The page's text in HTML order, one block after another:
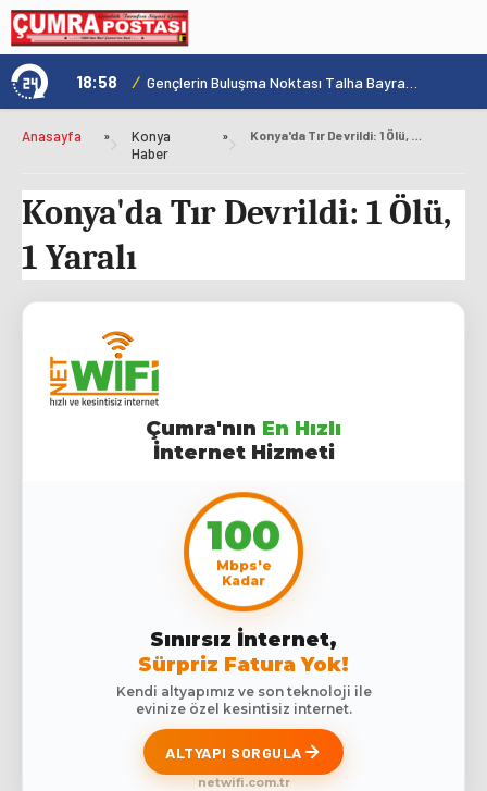
Konya'nın Zengin Mutfağı GastroFest'te Tanıtılacak 18:58 /
Anasayfa »
Konya
Haber
» Konya'da Tır Devrildi: 1 Ölü, 1 Yaralı
Konya'da Tır Devrildi: 1 Ölü,
1 Yaralı
Çumra'nın En Hızlı
İnternet Hizmeti
100
Mbps'e
Kadar
Sınırsız İnternet,
Sürpriz Fatura Yok!
Kendi altyapımız ve son teknoloji ile
evinize özel kesintisiz internet.
ALTYAPI SORGULA
netwifi.com.tr